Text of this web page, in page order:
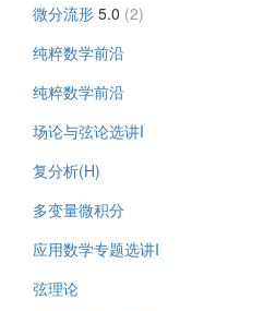
微分流形 5.0 (2)
纯粹数学前沿
纯粹数学前沿
场论与弦论选讲I
复分析(H)
多变量微积分
应用数学专题选讲I
弦理论